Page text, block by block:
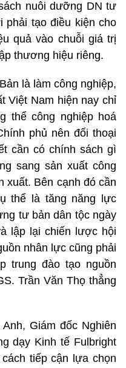
nuôi dưỡng DN tư
phải tạo điều kiện cho
quả vào chuỗi giá trị
thương hiệu riêng.
là làm công nghiệp,
Việt Nam hiện nay chỉ
thể công nghiệp hoá
phủ nên đối thoại
cần có chính sách gì
sang sản xuất công
xuất. Bên cạnh đó cần
thể là tăng năng lực
tư bản dân tộc ngày
lập lại chiến lược hội
nhân lực cũng phải
trung đào tạo nguồn
Trần Văn Thọ thẳng
Giám đốc Nghiên
dạy Kinh tế Fulbright
tiếp cận lựa chọn